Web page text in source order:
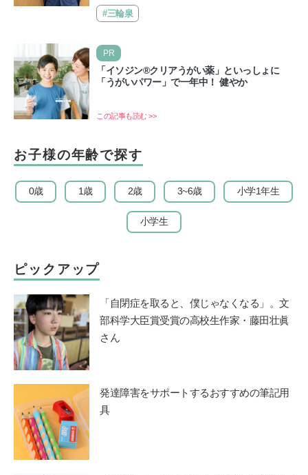
も…#三輪泉
PR
「イソジン®クリアうがい薬」といっしょに
「うがいパワー」で一年中！ 健やか
この記事も読む >>
お子様の年齢で探す
0歳 1歳 2歳 3~6歳 小学1年生
小学生
ピックアップ
「自閉症を取ると、僕じゃなくなる」。文
部科学大臣賞受賞の高校生作家・藤田壮眞
さん
発達障害をサポートするおすすめの筆記用
具